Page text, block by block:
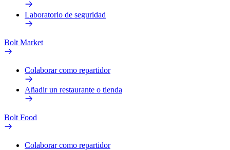
Laboratorio de seguridad
Bolt Market
Colaborar como repartidor
Añadir un restaurante o tienda
Bolt Food
Colaborar como repartidor